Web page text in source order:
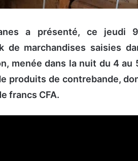
a présenté, ce jeudi
de marchandises saisies
menée dans la nuit du 4
produits de contrebande,
francs CFA.